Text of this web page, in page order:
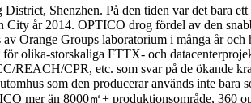
Shenzhen. På den tiden var det bara
år 2014. OPTICO drog fördel av den
Orange Groups laboratorium i många år
olika-storskaliga FTTX- och
REACH/CPR, etc. som svar på de ökande
som den producerar används inte
mer än 8000㎡+ produktionsområde, 360